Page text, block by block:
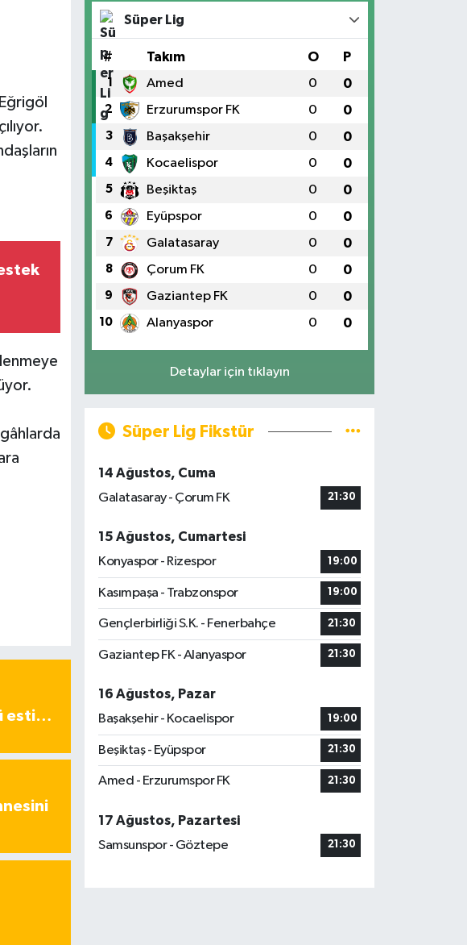
esti…
Süper Lig
# Takım O P
1 Amed 0 0
2 Erzurumspor FK 0 0
3 Başakşehir 0 0
4 Kocaelispor 0 0
5 Beşiktaş 0 0
6 Eyüpspor 0 0
7 Galatasaray 0 0
8 Çorum FK 0 0
9 Gaziantep FK 0 0
10 Alanyaspor 0 0
Detaylar için tıklayın
Süper Lig Fikstür
14 Ağustos, Cuma
Galatasaray - Çorum FK
21:30
15 Ağustos, Cumartesi
Konyaspor - Rizespor
19:00
Kasımpaşa - Trabzonspor 19:00
Gençlerbirliği S.K. - Fenerbahçe 21:30
Gaziantep FK - Alanyaspor 21:30
16 Ağustos, Pazar
Başakşehir - Kocaelispor
19:00
Beşiktaş - Eyüpspor 21:30
Amed - Erzurumspor FK 21:30
17 Ağustos, Pazartesi
Samsunspor - Göztepe
21:30